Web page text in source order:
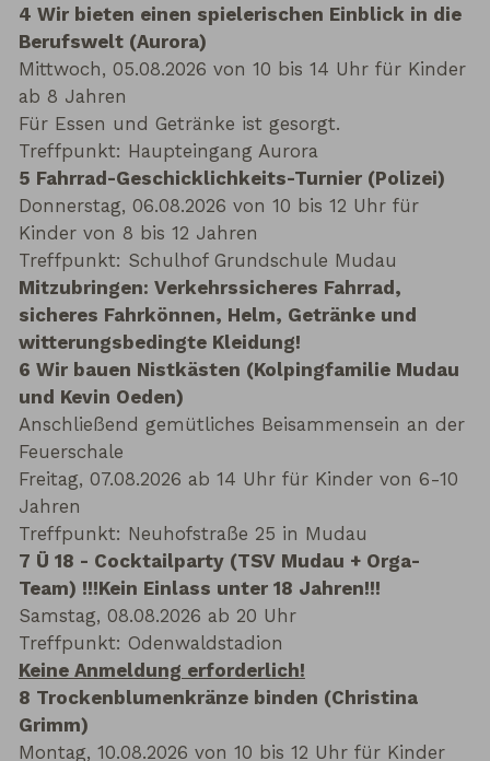
4 Wir bieten einen spielerischen Einblick in die
Berufswelt (Aurora)
Mittwoch, 05.08.2026 von 10 bis 14 Uhr für Kinder
ab 8 Jahren
Für Essen und Getränke ist gesorgt.
Treffpunkt: Haupteingang Aurora
5 Fahrrad-Geschicklichkeits-Turnier (Polizei)
Donnerstag, 06.08.2026 von 10 bis 12 Uhr für
Kinder von 8 bis 12 Jahren
Treffpunkt: Schulhof Grundschule Mudau
Mitzubringen: Verkehrssicheres Fahrrad,
sicheres Fahrkönnen, Helm, Getränke und
witterungsbedingte Kleidung!
6 Wir bauen Nistkästen (Kolpingfamilie Mudau
und Kevin Oeden)
Anschließend gemütliches Beisammensein an der
Feuerschale
Freitag, 07.08.2026 ab 14 Uhr für Kinder von 6-10
Jahren
Treffpunkt: Neuhofstraße 25 in Mudau
7 Ü 18 - Cocktailparty (TSV Mudau + Orga-
Team) !!!Kein Einlass unter 18 Jahren!!!
Samstag, 08.08.2026 ab 20 Uhr
Treffpunkt: Odenwaldstadion
Keine Anmeldung erforderlich!
8 Trockenblumenkränze binden (Christina
Grimm)
Montag, 10.08.2026 von 10 bis 12 Uhr für Kinder